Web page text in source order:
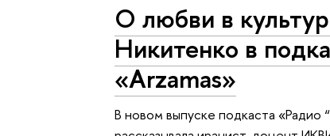
О любви в
Никитенко в
«Arzamas»
В новом выпуске подкаста «Радио